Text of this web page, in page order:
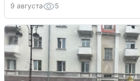
9 августа 5